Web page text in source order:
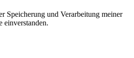
Speicherung und Verarbeitung meiner
einverstanden.